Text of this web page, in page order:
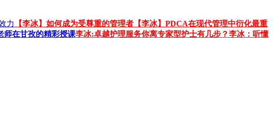
力 【李冰】如何成为受尊重的管理者 【李冰】PDCA在现代管理中衍化最重
师在甘孜的精彩授课李冰:卓越护理服务你离专家型护士有几步？李冰：听懂